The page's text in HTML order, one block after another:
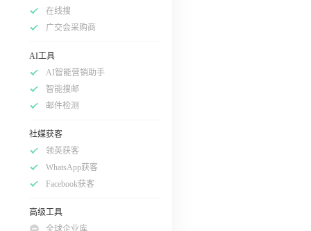
在线搜
广交会采购商
AI工具
AI智能营销助手
智能搜邮
邮件检测
社媒获客
领英获客
WhatsApp获客
Facebook获客
高级工具
全球企业库